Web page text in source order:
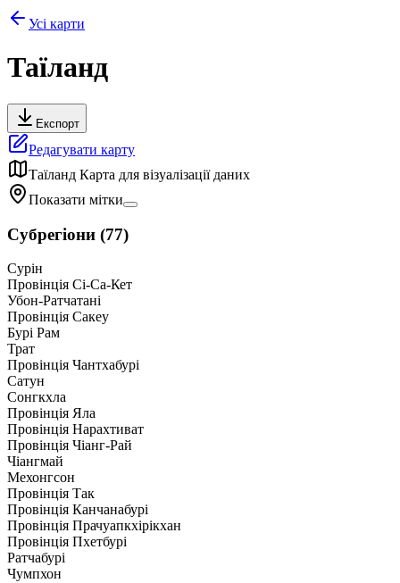
Усі карти
Таїланд
Експорт
Редагувати карту
Таїланд Карта для візуалізації даних
Показати мітки
Субрегіони (77)
Сурін
Провінція Сі-Са-Кет
Убон-Ратчатані
Провінція Сакеу
Бурі Рам
Трат
Провінція Чантхабурі
Сатун
Сонгкхла
Провінція Яла
Провінція Нарахтиват
Провінція Чіанг-Рай
Чіангмай
Мехонгсон
Провінція Так
Провінція Канчанабурі
Провінція Прачуапкхірікхан
Провінція Пхетбурі
Ратчабурі
Чумпхон